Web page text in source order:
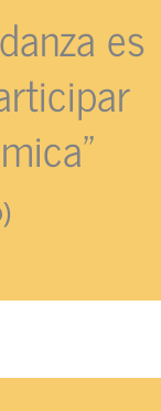
es